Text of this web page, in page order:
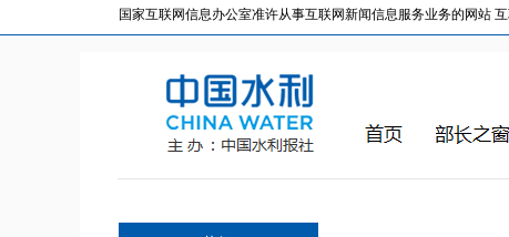
国家互联网信息办公室准许从事互联网新闻信息服务业务的网站